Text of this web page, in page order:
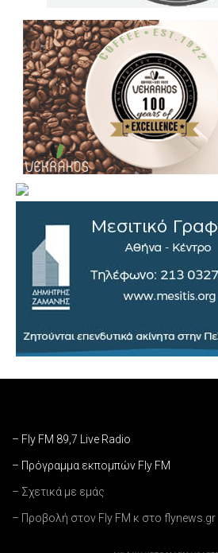
– Fly FM 89,7 Live Radio
– Πρόγραμμα εκπομπών Fly FM
– Σχετικά με εμάς
– Προβολή στον Fly FM κ στο flynews.gr